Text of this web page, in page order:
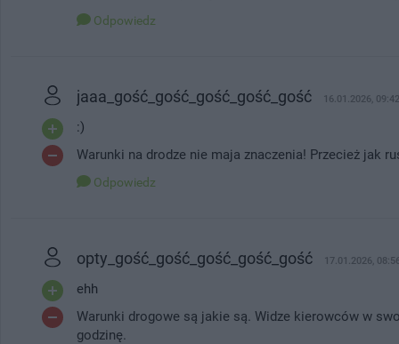
Odpowiedz
jaaa_gość_gość_gość_gość_gość 16.01.2026, 09:42
:)
Warunki na drodze nie maja znaczenia! Przecież jak
Odpowiedz
opty_gość_gość_gość_gość_gość 17.01.2026, 08:56
ehh
Warunki drogowe są jakie są. Widze kierowców w
godzinę.